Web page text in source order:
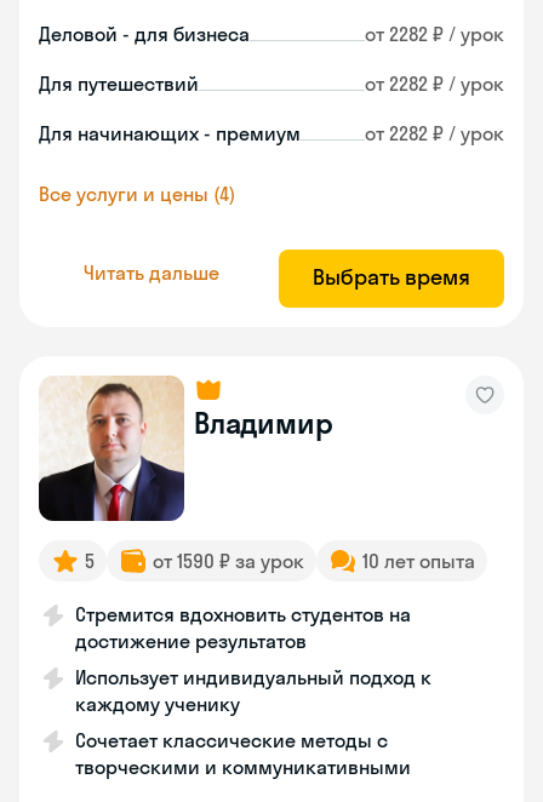
Деловой - для бизнеса от 2282 ₽ / урок
Для путешествий от 2282 ₽ / урок
Для начинающих - премиум от 2282 ₽ / урок
Все услуги и цены (4)
Читать дальше Выбрать время
Владимир
5 от 1590 ₽ за урок 10 лет опыта
Стремится вдохновить студентов на
достижение результатов
Использует индивидуальный подход к
каждому ученику
Сочетает классические методы с
творческими и коммуникативными